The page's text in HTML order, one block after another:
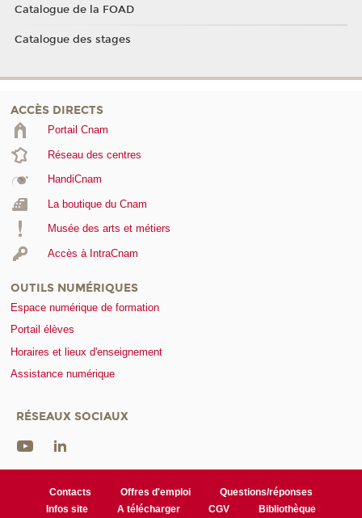
Catalogue de la FOAD
Catalogue des stages
ACCÈS DIRECTS
Portail Cnam
Réseau des centres
HandiCnam
La boutique du Cnam
Musée des arts et métiers
Accès à IntraCnam
OUTILS NUMÉRIQUES
Espace numérique de formation
Portail élèves
Horaires et lieux d'enseignement
Assistance numérique
RÉSEAUX SOCIAUX
Contacts Offres d'emploi
Questions/réponses
Infos site
A télécharger CGV Bibliothèque